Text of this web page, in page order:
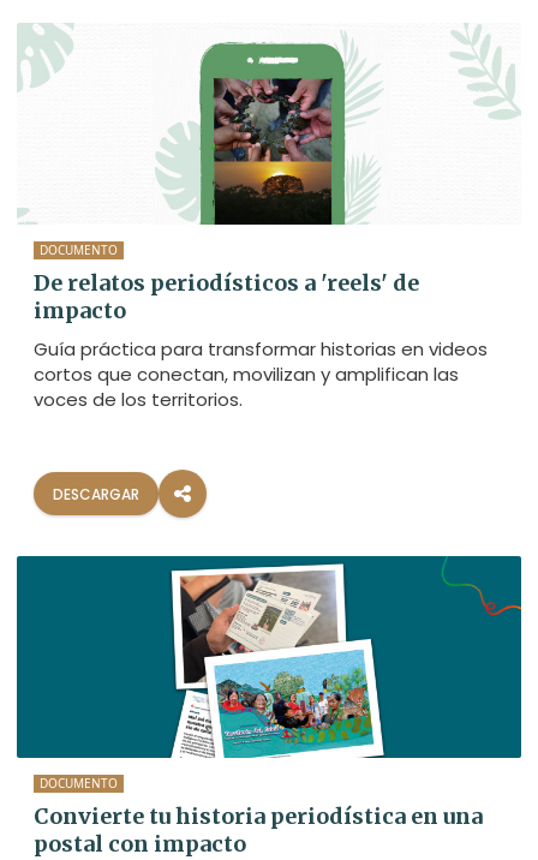
DOCUMENTO
De relatos periodísticos a 'reels' de
impacto
Guía práctica para transformar historias en videos
cortos que conectan, movilizan y amplifican las
voces de los territorios.
DESCARGAR
DOCUMENTO
Convierte tu historia periodística en una
postal con impacto